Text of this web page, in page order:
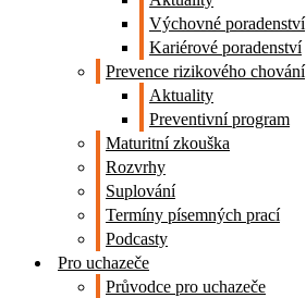
Výchovné poradenství
Kariérové poradenství
Prevence rizikového chování
Aktuality
Preventivní program
Maturitní zkouška
Rozvrhy
Suplování
Termíny písemných prací
Podcasty
Pro uchazeče
Průvodce pro uchazeče